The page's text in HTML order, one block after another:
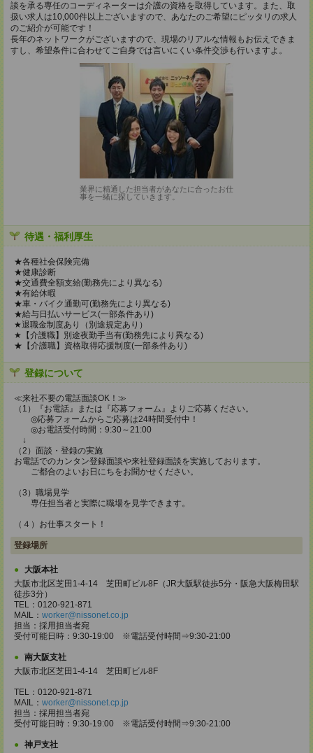
談を承る専任のコーディネーターは介護の資格を取得しています。また、取
扱い求人は10,000件以上ございますので、あなたのご希望にピッタリの求人
のご紹介が可能です！
長年のネットワークがございますので、現場のリアルな情報もお伝えできま
すし、希望条件に合わせてご自身では言いにくい条件交渉も行いますよ。
業界に精通した担当者があなたに合ったお仕
事を一緒に探していきます。
待遇・福利厚生
★各種社会保険完備
★健康診断
★交通費全額支給(勤務先により異なる)
★有給休暇
★車・バイク通勤可(勤務先により異なる)
★給与日払いサービス(一部条件あり)
★退職金制度あり（別途規定あり）
★【介護職】別途夜勤手当有(勤務先により異なる)
★【介護職】資格取得応援制度(一部条件あり)
登録について
≪来社不要の電話面談OK！≫
（1）『お電話』または『応募フォーム』よりご応募ください。
◎応募フォームからご応募は24時間受付中！
◎お電話受付時間：9:30～21:00
↓
（2）面談・登録の実施
お電話でのカンタン登録面談や来社登録面談を実施しております。
ご都合のよいお日にちをお聞かせください。
（3）職場見学
専任担当者と実際に職場を見学できます。
（４）お仕事スタート！
登録場所
大阪本社
大阪市北区芝田1-4-14 芝田町ビル8F（JR大阪駅徒歩5分・阪急大阪梅田駅
徒歩3分）
TEL：0120-921-871
MAIL： worker@nissonet.co.jp
担当：採用担当者宛
受付可能日時：9:30-19:00 ※電話受付時間⇒9:30-21:00
南大阪支社
大阪市北区芝田1-4-14 芝田町ビル8F
TEL：0120-921-871
MAIL： worker@nissonet.cp.jp
担当：採用担当者宛
受付可能日時：9:30-19:00 ※電話受付時間⇒9:30-21:00
神戸支社